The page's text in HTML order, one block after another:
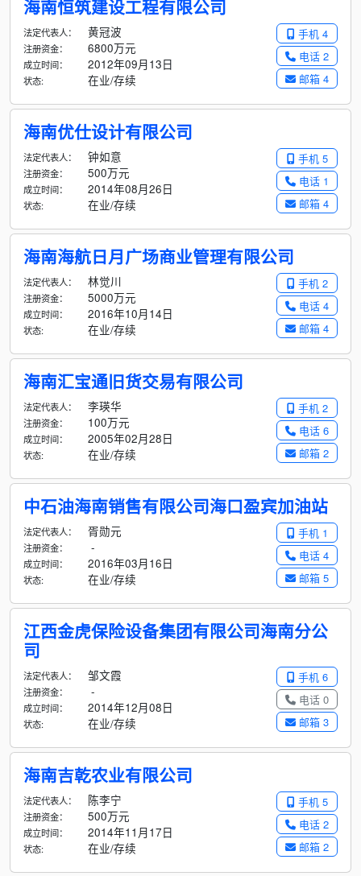
海南恒筑建设工程有限公司
手机 4
电话 2
邮箱 4
法定代表人： 黄冠波
注册资金： 6800万元
成立时间： 2012年09月13日
状态: 在业/存续
海南优仕设计有限公司
手机 5
电话 1
邮箱 4
法定代表人： 钟如意
注册资金： 500万元
成立时间： 2014年08月26日
状态: 在业/存续
海南海航日月广场商业管理有限公司
手机 2
电话 4
邮箱 4
法定代表人： 林觉川
注册资金： 5000万元
成立时间： 2016年10月14日
状态: 在业/存续
海南汇宝通旧货交易有限公司
手机 2
电话 6
邮箱 2
法定代表人： 李瑛华
注册资金： 100万元
成立时间： 2005年02月28日
状态: 在业/存续
中石油海南销售有限公司海口盈宾加油站
手机 1
电话 4
邮箱 5
法定代表人： 胥勋元
注册资金： -
成立时间： 2016年03月16日
状态: 在业/存续
江西金虎保险设备集团有限公司海南分公
司
手机 6
电话 0
邮箱 3
法定代表人： 邹文霞
注册资金： -
成立时间： 2014年12月08日
状态: 在业/存续
海南吉乾农业有限公司
手机 5
电话 2
邮箱 2
法定代表人： 陈李宁
注册资金： 500万元
成立时间： 2014年11月17日
状态: 在业/存续